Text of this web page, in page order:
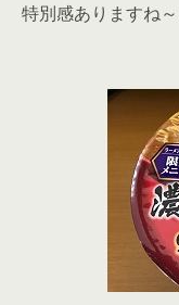
特別感ありますね